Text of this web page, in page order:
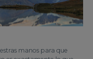
manos para que